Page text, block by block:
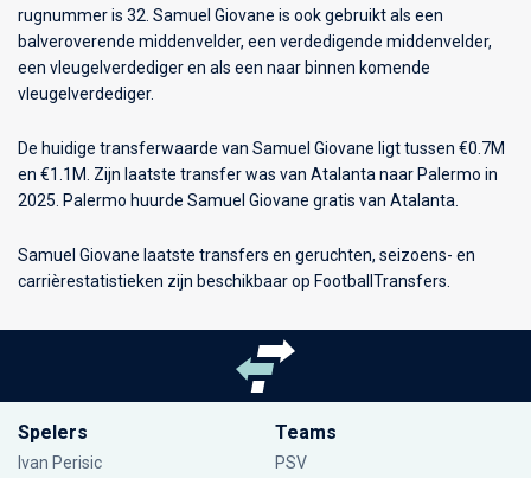
rugnummer is 32. Samuel Giovane is ook gebruikt als een
balveroverende middenvelder, een verdedigende middenvelder,
een vleugelverdediger en als een naar binnen komende
vleugelverdediger.
De huidige transferwaarde van Samuel Giovane ligt tussen €0.7M
en €1.1M. Zijn laatste transfer was van Atalanta naar Palermo in
2025. Palermo huurde Samuel Giovane gratis van Atalanta.
Samuel Giovane laatste transfers en geruchten, seizoens- en
carrièrestatistieken zijn beschikbaar op FootballTransfers.
Spelers
Ivan Perisic
Teams
PSV